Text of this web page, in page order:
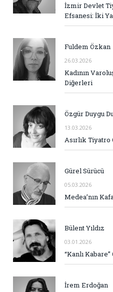
İzmir Devlet
Efsanesi: İki
Fuldem Özkan
26.03.2026
Kadının
Diğerleri
Özgür Duygu
13.03.2026
Asırlık Tiyatro
Gürel Sürücü
05.03.2026
Medea’nın
Bülent Yıldız
03.01.2026
“Kanlı
İrem Erdoğan